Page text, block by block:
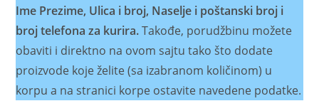
Ime Prezime, Ulica i broj, Naselje i poštanski broj i
broj telefona za kurira.Takođe, porudžbinu možete
obaviti i direktno na ovom sajtu tako što dodate
proizvode koje želite (sa izabranom količinom) u
korpu a na stranici korpe ostavite navedene podatke.